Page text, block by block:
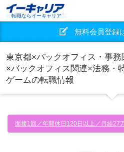
転職ならイーキャリア
無料会員登録
東京都×バックオフィス・事務
×バックオフィス関連×法務・
ゲームの転職情報
面接1回／年間休日120日以上／月給27